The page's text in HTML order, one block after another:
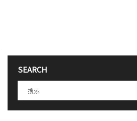
SEARCH